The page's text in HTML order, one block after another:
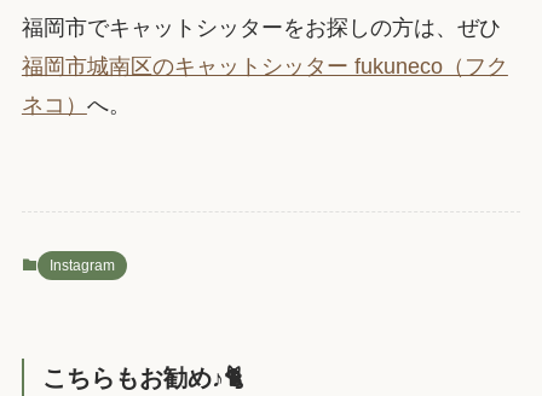
福岡市でキャットシッターをお探しの方は、ぜひ
福岡市城南区のキャットシッター fukuneco（フク
ネコ） へ。
Instagram
こちらもお勧め♪🐈️